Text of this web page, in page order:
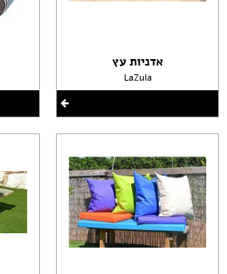
אדניות עץ
LaZula